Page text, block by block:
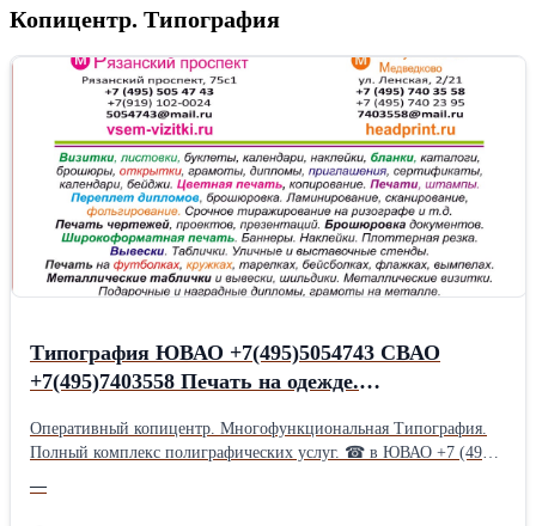
Копицентр. Типография
Типография ЮВАО +7(495)5054743 СВАО
+7(495)7403558 Печать на одежде.
конструкции: Стенды. Вывески. Указатели.
Баннеры. Наклейки. Таблички. Щтендеры
Оперативный копицентр. Многофункциональная Типография.
Полный комплекс полиграфических услуг. ☎ в ЮВАО +7 (495)
+7 (495) 740-35-58 м. Бабушкинская, Медведково headprint.ru
—